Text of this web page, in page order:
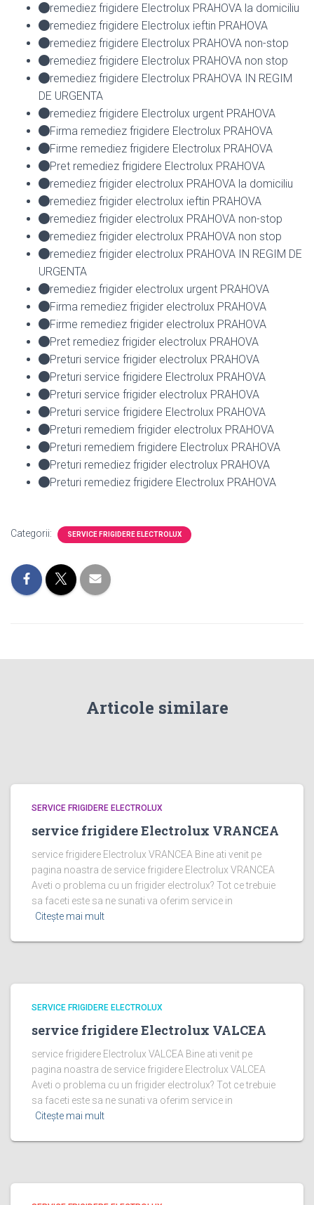
remediez frigidere Electrolux PRAHOVA la domiciliu
remediez frigidere Electrolux ieftin PRAHOVA
remediez frigidere Electrolux PRAHOVA non-stop
remediez frigidere Electrolux PRAHOVA non stop
remediez frigidere Electrolux PRAHOVA IN REGIM
DE URGENTA
remediez frigidere Electrolux urgent PRAHOVA
Firma remediez frigidere Electrolux PRAHOVA
Firme remediez frigidere Electrolux PRAHOVA
Pret remediez frigidere Electrolux PRAHOVA
remediez frigider electrolux PRAHOVA la domiciliu
remediez frigider electrolux ieftin PRAHOVA
remediez frigider electrolux PRAHOVA non-stop
remediez frigider electrolux PRAHOVA non stop
remediez frigider electrolux PRAHOVA IN REGIM DE
URGENTA
remediez frigider electrolux urgent PRAHOVA
Firma remediez frigider electrolux PRAHOVA
Firme remediez frigider electrolux PRAHOVA
Pret remediez frigider electrolux PRAHOVA
Preturi service frigider electrolux PRAHOVA
Preturi service frigidere Electrolux PRAHOVA
Preturi service frigider electrolux PRAHOVA
Preturi service frigidere Electrolux PRAHOVA
Preturi remediem frigider electrolux PRAHOVA
Preturi remediem frigidere Electrolux PRAHOVA
Preturi remediez frigider electrolux PRAHOVA
Preturi remediez frigidere Electrolux PRAHOVA
Categorii: SERVICE FRIGIDERE ELECTROLUX
Articole similare
SERVICE FRIGIDERE ELECTROLUX
service frigidere Electrolux VRANCEA
service frigidere Electrolux VRANCEA Bine ati venit pe
pagina noastra de service frigidere Electrolux VRANCEA
Aveti o problema cu un frigider electrolux? Tot ce trebuie
sa faceti este sa ne sunati va oferim service in
Citește mai mult
SERVICE FRIGIDERE ELECTROLUX
service frigidere Electrolux VALCEA
service frigidere Electrolux VALCEA Bine ati venit pe
pagina noastra de service frigidere Electrolux VALCEA
Aveti o problema cu un frigider electrolux? Tot ce trebuie
sa faceti este sa ne sunati va oferim service in
Citește mai mult